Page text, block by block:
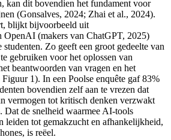
kan dit bovendien het fundament voor
(Gonsalves, 2024; Zhai et al., 2024).
blijkt bijvoorbeeld uit
OpenAI (makers van ChatGPT, 2025)
Zo geeft een groot gedeelte van
gebruiken voor het oplossen van
beantwoorden van vragen en het
1). In een Poolse enquête gaf 83%
bovendien zelf aan te vrezen dat
vermogen tot kritisch denken verzwakt
de snelheid waarmee AI-tools
leiden tot gemakzucht en afhankelijkheid,
is reëel.